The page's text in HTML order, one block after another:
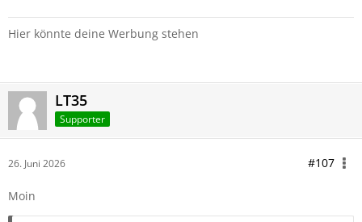
Hier könnte deine Werbung stehen
LT35
Supporter
26. Juni 2026 #107
Moin